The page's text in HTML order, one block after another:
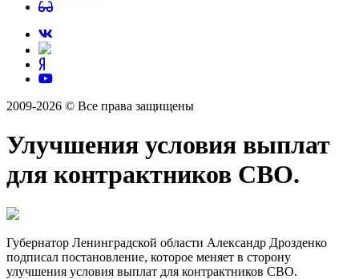
2009-2026 © Все права защищены
Улучшения условия выплат
для контрактников СВО.
Губернатор Ленинградской области Александр Дрозденко
подписал постановление, которое меняет в сторону
улучшения условия выплат для контрактников СВО.